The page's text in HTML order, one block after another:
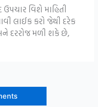
વિશે માહિતી
લાઈક કરો જેથી દરેક
દરરોજ મળી શકે છે,